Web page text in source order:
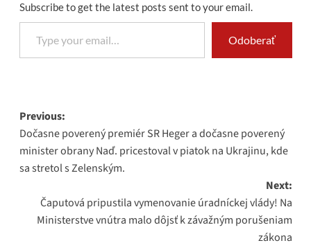
Subscribe to get the latest posts sent to your email.
Type your email…
Odoberať
Post
navigation
Previous:
Dočasne poverený premiér SR Heger a dočasne poverený
minister obrany Naď. pricestoval v piatok na Ukrajinu, kde
sa stretol s Zelenským.
Next:
Čaputová pripustila vymenovanie úradníckej vlády! Na
Ministerstve vnútra malo dôjsť k závažným porušeniam
zákona